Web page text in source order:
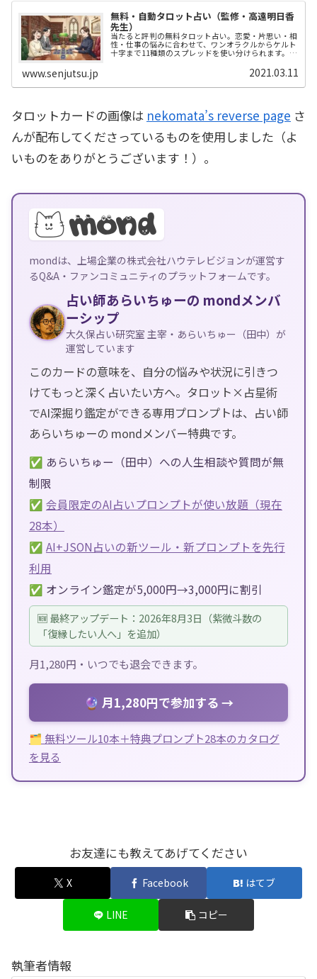
無料・自動タロット占い（監修・高遠明日香
先生）
当たると評判の無料タロット占い。恋愛・片思い・相
性・仕事の悩みに合わせて、ワンオラクルからケルト
十字まで11種類のスプレッドを使い分けられます。プ
えます。引いたカードの結果はJSONで書き出せて、
ChatGPT・Gemini・ClaudeでのAI+JSON占い（AIタ
ロット鑑定）にもそのまま使えます。
www.senjutsu.jp 2021.03.11
タロットカードの画像は nekomata’s reverse page さ
んが配布してくださっているものを使用しました（よ
いものをありがとうございます！）。
mondは、上場企業の株式会社ハウテレビジョンが運営す
るQ&A・ファンコミュニティのプラットフォームです。
占い師あらいちゅーの mondメンバ
ーシップ
大久保占い研究室 主宰・あらいちゅー（田中）が
運営しています
このカードの意味を、自分の悩みや状況に引きつ
けてもっと深く占いたい方へ。タロット×占星術
でAI深掘り鑑定ができる専用プロンプトは、占い師
あらいちゅーの mondメンバー特典です。
✅ あらいちゅー（田中）への人生相談や質問が無
制限
✅ 会員限定のAI占いプロンプトが使い放題（現在
28本）
✅ AI+JSON占いの新ツール・新プロンプトを先行
利用
✅ オンライン鑑定が5,000円→3,000円に割引
🆕 最終アップデート：2026年8月3日（紫微斗数の
「復縁したい人へ」を追加）
月1,280円・いつでも退会できます。
🔮 月1,280円で参加する →
🗂 無料ツール10本＋特典プロンプト28本のカタログ
を見る
お友達にも教えてあげてください
X Facebook はてブ
LINE コピー
執筆者情報